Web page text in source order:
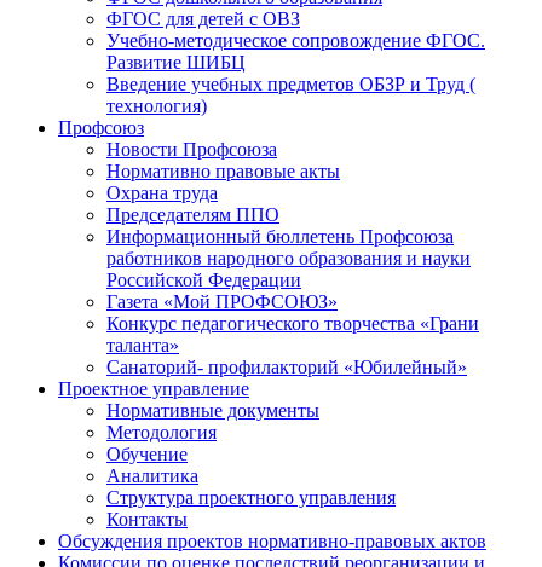
ФГОС для детей с ОВЗ
Учебно-методическое сопровождение ФГОС.
Развитие ШИБЦ
Введение учебных предметов ОБЗР и Труд (
технология)
Профсоюз
Новости Профсоюза
Нормативно правовые акты
Охрана труда
Председателям ППО
Информационный бюллетень Профсоюза
работников народного образования и науки
Российской Федерации
Газета «Мой ПРОФСОЮЗ»
Конкурс педагогического творчества «Грани
таланта»
Санаторий- профилакторий «Юбилейный»
Проектное управление
Нормативные документы
Методология
Обучение
Аналитика
Структура проектного управления
Контакты
Обсуждения проектов нормативно-правовых актов